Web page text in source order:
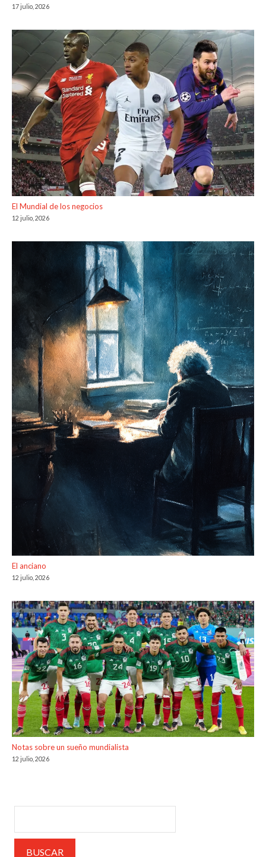
17 julio, 2026
El Mundial de los negocios
12 julio, 2026
El anciano
12 julio, 2026
Notas sobre un sueño mundialista
12 julio, 2026